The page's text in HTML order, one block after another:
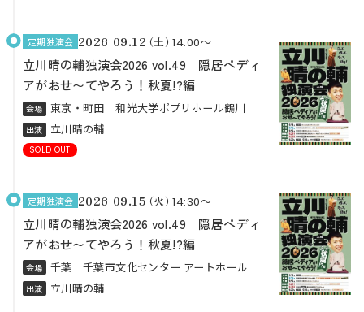
定期独演会 2026 09.12（土）14:00〜
立川晴の輔独演会2026 vol.49 隠居ペディ
アがおせ〜てやろう！秋夏!?編
会場 東京・町田 和光⼤学ポプリホール鶴川
出演 立川晴の輔
SOLD OUT
定期独演会 2026 09.15（火）14:30〜
立川晴の輔独演会2026 vol.49 隠居ペディ
アがおせ〜てやろう！秋夏!?編
会場 千葉 千葉市文化センター アートホール
出演 立川晴の輔